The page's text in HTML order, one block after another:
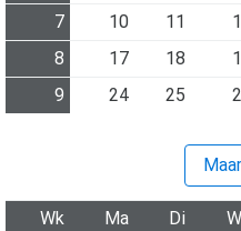
7
10 11
8
17 18
9
24 25
Wk Ma Di